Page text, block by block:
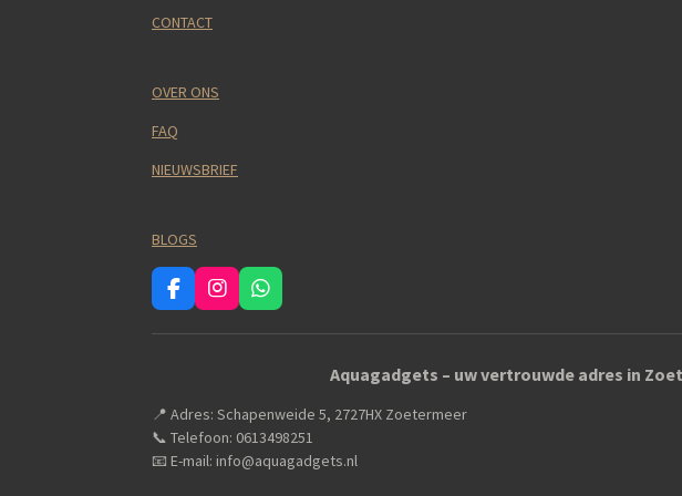
CONTACT
OVER ONS
FAQ
NIEUWSBRIEF
BLOGS
F
a
c
o
k
I
n
s
r
a
m
W
h
a
p
p
Aquagadgets – uw vertrouwde adres in
📍 Adres: Schapenweide 5, 2727HX Zoetermeer
📞 Telefoon: 0613498251
📧 E-mail: info@aquagadgets.nl